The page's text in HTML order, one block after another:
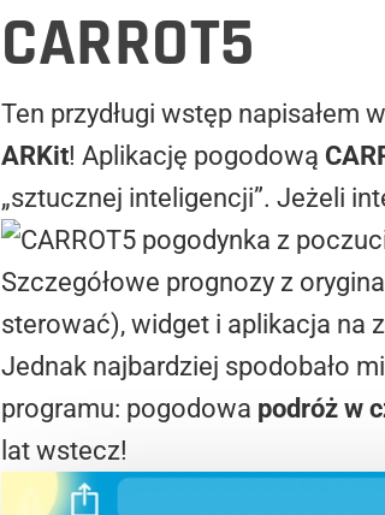
CARROT5
Ten przydługi wstęp napisałem
ARKit! Aplikację pogodową
„sztucznej inteligencji”. Jeżeli
Szczegółowe prognozy z
sterować), widget i aplikacja na
Jednak najbardziej spodobało
programu: pogodowa podróż w
lat wstecz!